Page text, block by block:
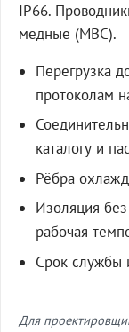
IP66.
медные (МВС).
Перегрузка
протоколам
каталогу и
Рёбра
Изоляция
рабочая
Срок службы
Для